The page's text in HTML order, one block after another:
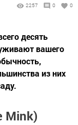
2257 0 0
десять
вашего
из них
Mink)